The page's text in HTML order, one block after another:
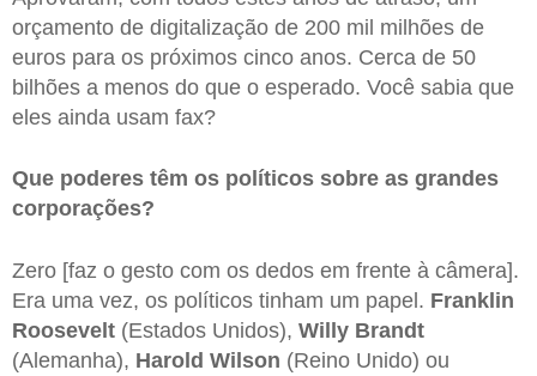
orçamento de digitalização de 200 mil milhões de
euros para os próximos cinco anos. Cerca de 50
bilhões a menos do que o esperado. Você sabia que
eles ainda usam fax?
Que poderes têm os políticos sobre as grandes
corporações?
Zero [faz o gesto com os dedos em frente à câmera].
Era uma vez, os políticos tinham um papel. Franklin
Roosevelt (Estados Unidos), Willy Brandt
(Alemanha), Harold Wilson (Reino Unido) ou